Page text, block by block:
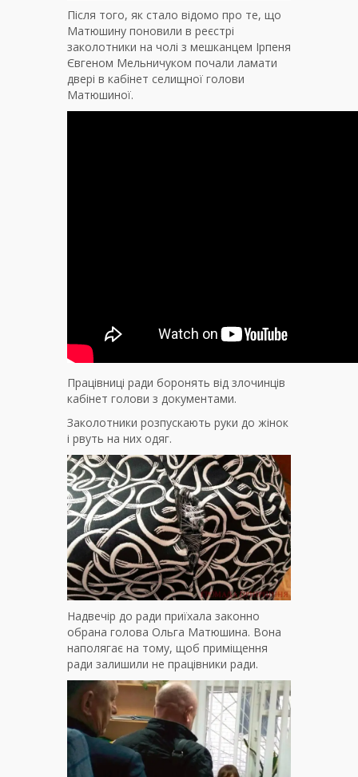
Після того, як стало відомо про те, що
Матюшину поновили в реєстрі
заколотники на чолі з мешканцем Ірпеня
Євгеном Мельничуком почали ламати
двері в кабінет селищної голови
Матюшиної.
Працівниці ради боронять від злочинців
кабінет голови з документами.
Заколотники розпускають руки до жінок
і рвуть на них одяг.
Надвечір до ради приїхала законно
обрана голова Ольга Матюшина. Вона
наполягає на тому, щоб приміщення
ради залишили не працівники ради.